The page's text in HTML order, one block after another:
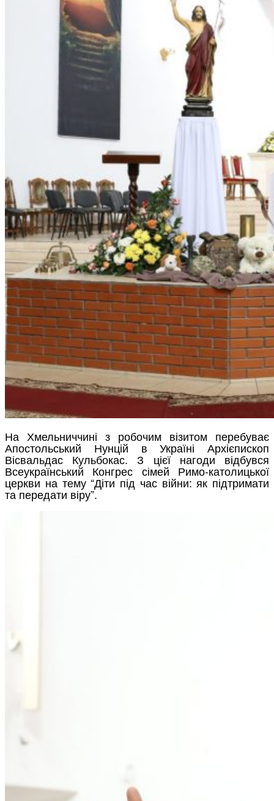
На Хмельниччині з робочим візитом перебуває
Апостольський Нунцій в Україні Архієпископ
Вісвальдас Кульбокас. З цієї нагоди відбувся
Всеукраїнський Конгрес сімей Римо-католицької
церкви на тему “Діти під час війни: як підтримати
та передати віру”.